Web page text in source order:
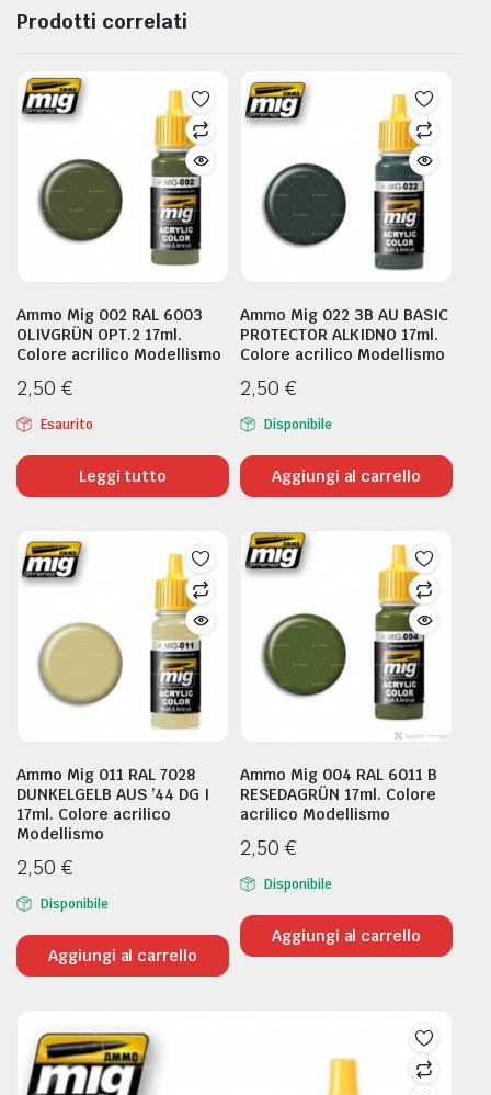
Prodotti correlati
Ammo Mig 002 RAL 6003
OLIVGRÜN OPT.2 17ml.
Colore acrilico Modellismo
2,50 €
Esaurito
Leggi tutto
Ammo Mig 022 3B AU BASIC
PROTECTOR ALKIDNO 17ml.
Colore acrilico Modellismo
2,50 €
Disponibile
Aggiungi al carrello
Ammo Mig 011 RAL 7028
DUNKELGELB AUS ’44 DG I
17ml. Colore acrilico
Modellismo
2,50 €
Disponibile
Aggiungi al carrello
Ammo Mig 004 RAL 6011 B
RESEDAGRÜN 17ml. Colore
acrilico Modellismo
2,50 €
Disponibile
Aggiungi al carrello